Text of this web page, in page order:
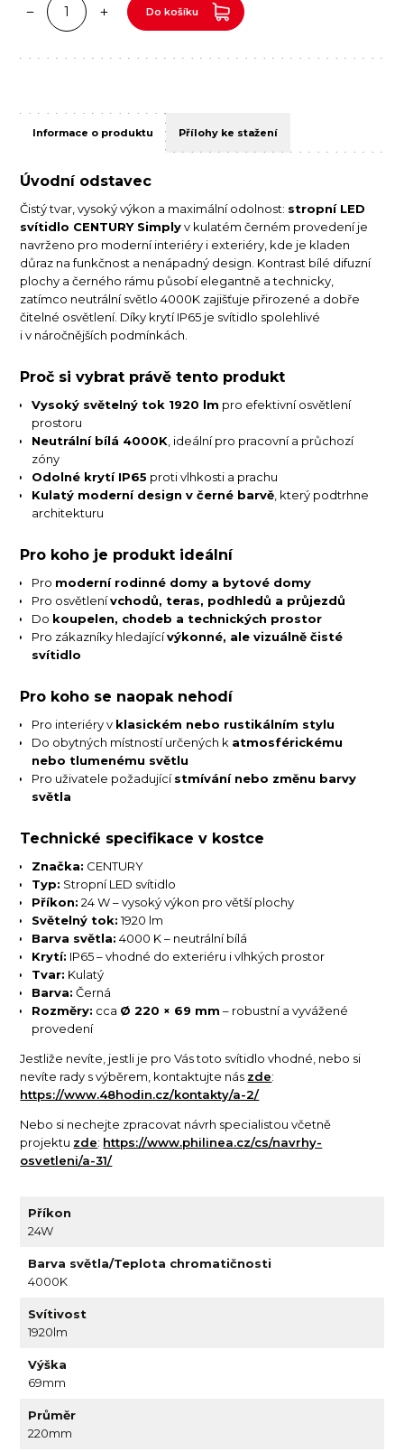
Do košíku
Informace o produktu Přílohy ke stažení
Úvodní odstavec
Čistý tvar, vysoký výkon a maximální odolnost: stropní LED
svítidlo CENTURY Simplyv kulatém černém provedení je
navrženo pro moderní interiéry i exteriéry, kde je kladen
důraz na funkčnost a nenápadný design. Kontrast bílé difuzní
plochy a černého rámu působí elegantně a technicky,
zatímco neutrální světlo 4000K zajišťuje přirozené a dobře
čitelné osvětlení. Díky krytí IP65 je svítidlo spolehlivé
i v náročnějších podmínkách.
Proč si vybrat právě tento produkt
Vysoký světelný tok 1920 lm pro efektivní osvětlení
prostoru
Neutrální bílá 4000K , ideální pro pracovní a průchozí
zóny
Odolné krytí IP65 proti vlhkosti a prachu
Kulatý moderní design v černé barvě , který podtrhne
architekturu
Pro koho je produkt ideální
Pro moderní rodinné domy a bytové domy
Pro osvětlenívchodů, teras, podhledů a průjezdů
Do koupelen, chodeb a technických prostor
Pro zákazníky hledajícívýkonné, ale vizuálně čisté
svítidlo
Pro koho se naopak nehodí
Pro interiéry v klasickém nebo rustikálním stylu
Do obytných místností určených k atmosférickému
nebo tlumenému světlu
Pro uživatele požadujícístmívání nebo změnu barvy
světla
Technické specifikace v kostce
Značka: CENTURY
Typ: Stropní LED svítidlo
Příkon: 24 W – vysoký výkon pro větší plochy
Světelný tok:1920 lm
Barva světla: 4000 K – neutrální bílá
Krytí: IP65 – vhodné do exteriéru i vlhkých prostor
Tvar: Kulatý
Barva: Černá
Rozměry: cca Ø 220 × 69 mm – robustní a vyvážené
provedení
Jestliže nevíte, jestli je pro Vás toto svítidlo vhodné, nebo si
nevíte rady s výběrem, kontaktujte nás zde:
https://www.48hodin.cz/kontakty/a-2/
Nebo si nechejte zpracovat návrh specialistou včetně
projektu zde: https://www.philinea.cz/cs/navrhy-
osvetleni/a-31/
Příkon
24W
Barva světla/Teplota chromatičnosti
4000K
Svítivost
1920lm
Výška
69mm
Průměr
220mm